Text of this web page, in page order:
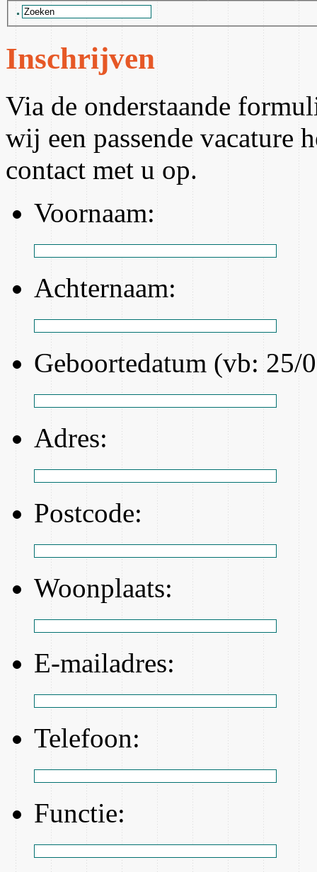
Inschrijven
Via de onderstaande
wij een passende vacature
contact met u op.
Voornaam:
Achternaam:
Geboortedatum (vb: 25/
Adres:
Postcode:
Woonplaats:
E-mailadres:
Telefoon:
Functie: